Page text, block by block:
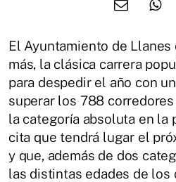
El Ayuntamiento de Llanes
más, la clásica carrera
para despedir el año con
superar los 788
la categoría absoluta en la
cita que tendrá lugar el
y que, además de dos
las distintas edades de los